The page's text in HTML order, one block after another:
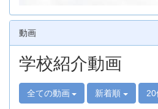
動画
学校紹介動画
全ての動画 新着順 20